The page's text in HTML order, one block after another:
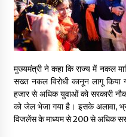
मुख्यमंत्री ने कहा कि राज्य में नकल
सख्त नकल विरोधी कानून लागू किया
हजार से अधिक युवाओं को सरकारी
को जेल भेजा गया है। इसके अलावा,
विजलेंस के माध्यम से 200 से अधिक